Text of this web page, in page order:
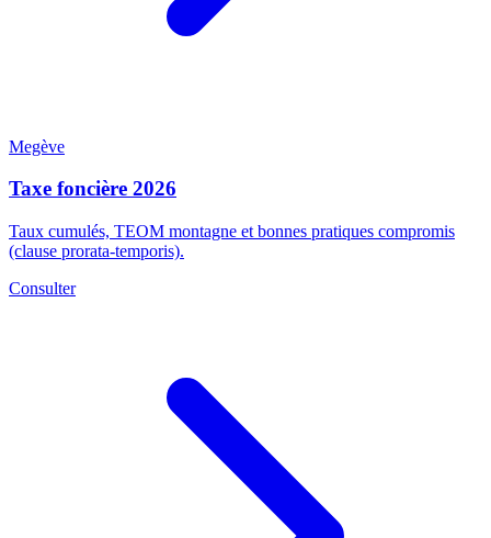
Megève
Taxe foncière 2026
Taux cumulés, TEOM montagne et bonnes pratiques compromis
(clause prorata-temporis).
Consulter